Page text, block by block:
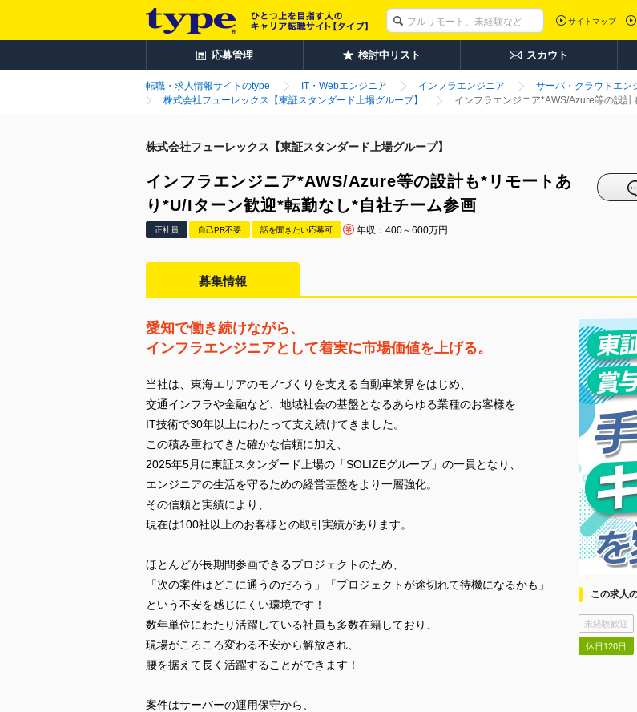
サイトマップ
応募管理 検討中リスト スカウト
転職・求人情報サイトのtype IT・Webエンジニア インフラエンジニア
サーバ・クラウドエン
株式会社フューレックス【東証スタンダード上場グループ】
インフラエンジニア*AWS/Azure等の設
株式会社フューレックス【東証スタンダード上場グループ】
インフラエンジニア*AWS/Azure等の設計も*リモートあ
り*U/Iターン歓迎*転勤なし*自社チーム参画
正社員 自己PR不要 話を聞きたい応募可 年収：400～600万円
募集情報
この求人
未経験歓迎
休日120日
愛知で働き続けながら、
インフラエンジニアとして着実に市場価値を上げる。
当社は、東海エリアのモノづくりを支える自動車業界をはじめ、
交通インフラや金融など、地域社会の基盤となるあらゆる業種のお客様を
IT技術で30年以上にわたって支え続けてきました。
この積み重ねてきた確かな信頼に加え、
2025年5月に東証スタンダード上場の「SOLIZEグループ」の一員となり、
エンジニアの生活を守るための経営基盤をより一層強化。
その信頼と実績により、
現在は100社以上のお客様との取引実績があります。
ほとんどが長期間参画できるプロジェクトのため、
「次の案件はどこに通うのだろう」「プロジェクトが途切れて待機になるかも」
という不安を感じにくい環境です！
数年単位にわたり活躍している社員も多数在籍しており、
現場がころころ変わる不安から解放され、
腰を据えて長く活躍することができます！
案件はサーバーの運用保守から、